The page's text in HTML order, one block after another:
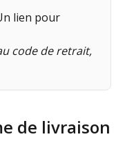
lien pour
code de retrait,
de livraison